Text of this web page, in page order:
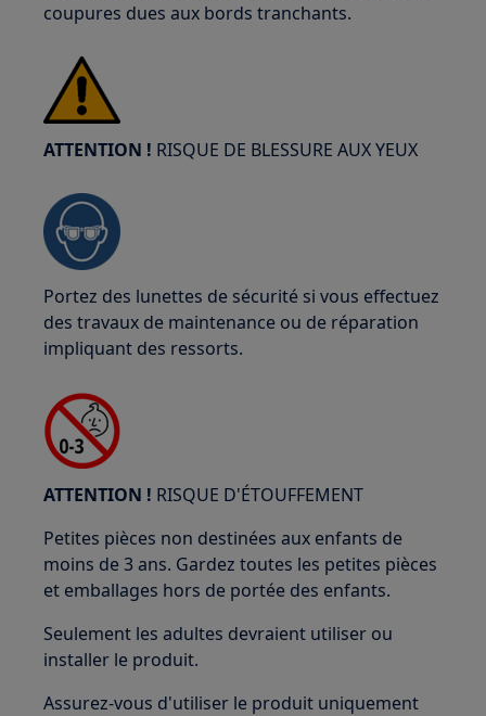
coupures dues aux bords tranchants.
ATTENTION ! RISQUE DE BLESSURE AUX YEUX
Portez des lunettes de sécurité si vous effectuez
des travaux de maintenance ou de réparation
impliquant des ressorts.
ATTENTION ! RISQUE D'ÉTOUFFEMENT
Petites pièces non destinées aux enfants de
moins de 3 ans. Gardez toutes les petites pièces
et emballages hors de portée des enfants.
Seulement les adultes devraient utiliser ou
installer le produit.
Assurez-vous d'utiliser le produit uniquement